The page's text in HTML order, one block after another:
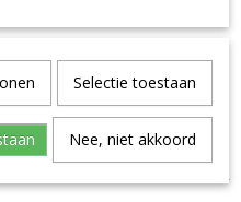
worden via pakket post.
dienen altijd te kiezen voor
waarin ze wonen.
Selectie toestaan
Nee, niet akkoord